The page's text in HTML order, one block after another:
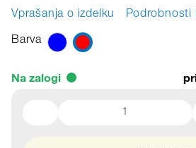
Vprašanja o izdelku Podrobnosti
Barva
Na zalogi